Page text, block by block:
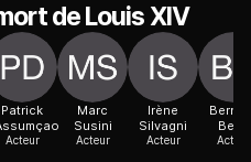
de Louis XIV
Patrick
Acteur
Marc
Susini
Acteur
Irène
Silvagni
Acteur
Belin
Acteur